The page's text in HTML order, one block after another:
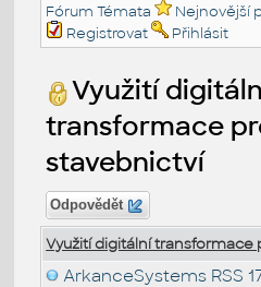
Fórum Témata
Nejnovější
Registrovat
Přihlásit
Využití
transformace
stavebnictví
Odpovědět
Využití digitální
ArkanceSystems RSS